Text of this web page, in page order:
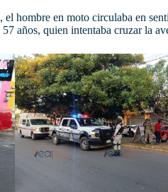
el hombre en moto circulaba en
años, quien intentaba cruzar la